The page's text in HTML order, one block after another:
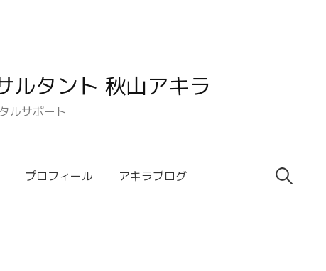
ルタント 秋山アキラ
ルサポート
プロフィール アキラブログ
検
索: